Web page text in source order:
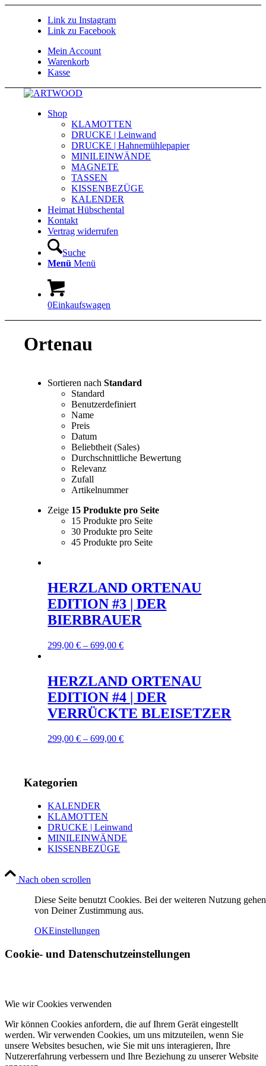
Link zu Instagram
Link zu Facebook
Mein Account
Warenkorb
Kasse
Shop
KLAMOTTEN
DRUCKE | Leinwand
DRUCKE | Hahnemühlepapier
MINILEINWÄNDE
MAGNETE
TASSEN
KISSENBEZÜGE
KALENDER
Heimat Hübschental
Kontakt
Vertrag widerrufen
Suche
Menü Menü
0Einkaufswagen
Ortenau
Sortieren nachStandard
Standard
Benutzerdefiniert
Name
Preis
Datum
Beliebtheit (Sales)
Durchschnittliche Bewertung
Relevanz
Zufall
Artikelnummer
Zeige 15 Produkte pro Seite
15 Produkte pro Seite
30 Produkte pro Seite
45 Produkte pro Seite
HERZLAND ORTENAU
EDITION #3 | DER
BIERBRAUER
299,00€ –699,00€
HERZLAND ORTENAU
EDITION #4 | DER
VERRÜCKTE BLEISETZER
299,00€ –699,00€
Kategorien
KALENDER
KLAMOTTEN
DRUCKE | Leinwand
MINILEINWÄNDE
KISSENBEZÜGE
Nach oben scrollen
Diese Seite benutzt Cookies. Bei der weiteren Nutzung
von Deiner Zustimmung aus.
OKEinstellungen
Cookie- und Datenschutzeinstellungen
Wie wir Cookies verwenden
Wir können Cookies anfordern, die auf Ihrem Gerät eingestellt
werden. Wir verwenden Cookies, um uns mitzuteilen, wenn Sie
unsere Websites besuchen, wie Sie mit uns interagieren, Ihre
Nutzererfahrung verbessern und Ihre Beziehung zu unserer Website